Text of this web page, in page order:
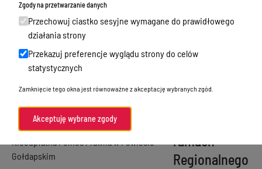
Praca w Starostwie
Akty prawne
Informacje, konkursy, ogłoszenia
Plan postępowań o udzielenie
zamówień publicznych
Menu Podmiotowe
Nieodpłatna Pomoc Prawna w Powiecie
Gołdapskim
związku z
realizacją
„Kwalifikacje
ramach
Regionalnego
Zgody na przetwarzanie danych
Przechowuj ciastko sesyjne wymagane do prawidłowego
działania strony
Przekazuj preferencje wyglądu strony do celów
statystycznych
Zamknięcie tego okna jest równoważne z akceptację wybranych zgód.
Akceptuję wybrane zgody